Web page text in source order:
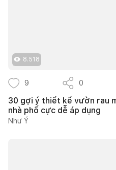
8.518
9 0
30 gợi ý thiết kế vườn rau
nhà phố cực dễ áp dụng
Như Ý